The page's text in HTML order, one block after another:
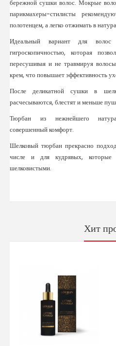
бережной сушки волос. Мокрые
парикмахеры-стилисты
полотенцем, а легко отжимать в
Идеальный вариант для
гигроскопичностью, которая
пересушивая и не травмируя
крем, что повышает эффективность
После деликатной сушки в
расчесываются, блестят и меньше
Тюрбан из нежнейшего
совершенный комфорт.
Шелковый тюрбан прекрасно
числе и для кудрявых,
шелковистыми.
Хит